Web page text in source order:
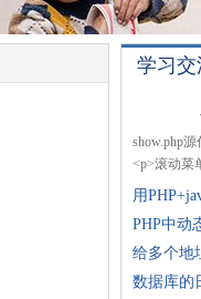
学习交
show.php
<p>滚动
用
PHP中动
给多个地
数据库的